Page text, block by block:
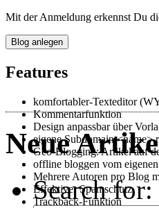
Mit der Anmeldung erkennst Du
Features
komfortabler-Texteditor
Kommentarfunktion
Design anpassbar über
eigene Subdomain
Geo-Blogging: Artikel auf
offline bloggen vom
Mehrere Autoren pro Blog
Effektiver Spamschutz
Trackback-Funktion
Neue
Search for: